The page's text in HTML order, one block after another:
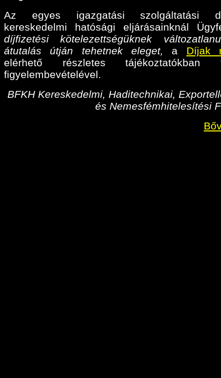
Az egyes igazgatási szolgáltatási
kereskedelmi hatósági eljárásainknál
díjfizetési kötelezettségüknek
átutalás útján tehetnek eleget, a Díjak
elérhető részletes tájékoztatókban
figyelembevételével.
BFKH Kereskedelmi, Haditechnikai,
és Nemesfémhitelesítési